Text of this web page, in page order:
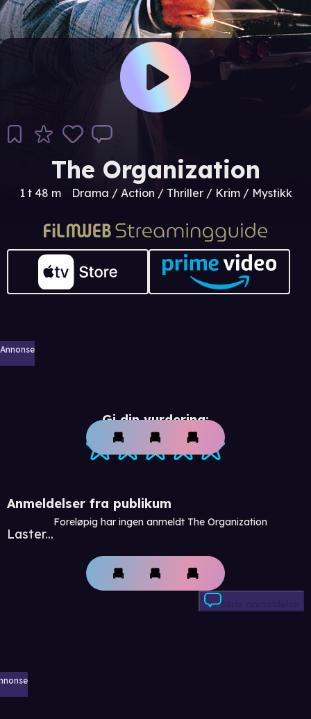
The Organization
1 t 48 m Drama / Action / Thriller / Krim / Mystikk
Annonse
Gi din vurdering:
Anmeldelser fra publikum
Laster...
Foreløpig har ingen anmeldt The Organization
Skriv anmeldelse